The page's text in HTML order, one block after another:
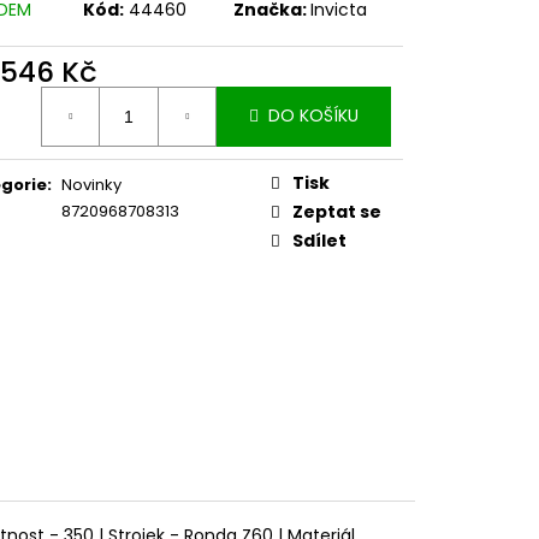
Kód: 44460 Značka:Invicta
Kč
DO KOŠÍKU
: Novinky
8720968708313
Tisk
Zeptat se
Sdílet